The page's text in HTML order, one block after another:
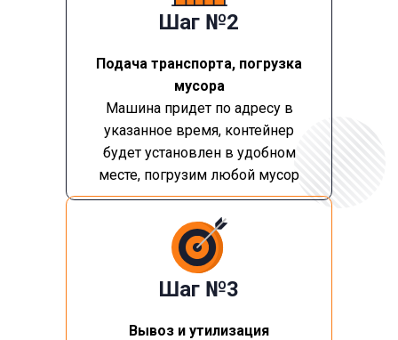
Шаг №2
Подача транспорта, погрузка
мусора
Машина придет по адресу в
указанное время, контейнер
будет установлен в удобном
месте, погрузим любой мусор
Шаг №3
Вывоз и утилизация